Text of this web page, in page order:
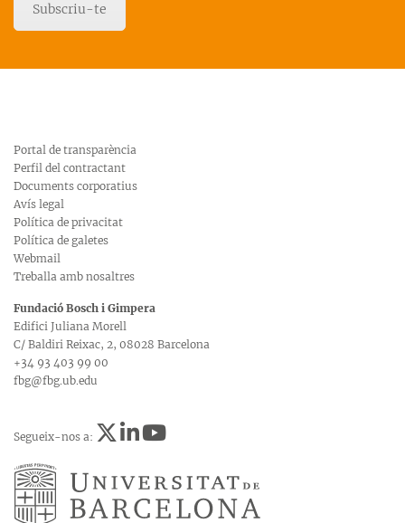
Subscriu-te
Portal de transparència
Perfil del contractant
Documents corporatius
Avís legal
Política de privacitat
Política de galetes
Webmail
Treballa amb nosaltres
Fundació Bosch i Gimpera
Edifici Juliana Morell
C/ Baldiri Reixac, 2, 08028 Barcelona
+34 93 403 99 00
fbg@fbg.ub.edu
Segueix-nos a: